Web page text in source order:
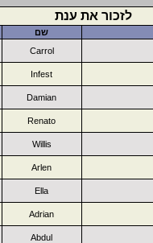
לזכור את ענת
שם
Carrol
Infest
Damian
Renato
Willis
Arlen
Ella
Adrian
Abdul